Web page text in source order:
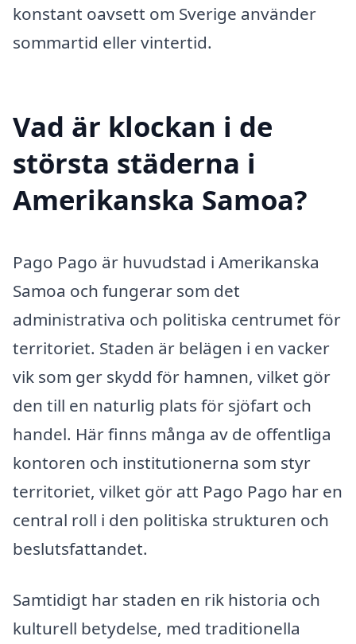
konstant oavsett om Sverige använder
sommartid eller vintertid.
Vad är klockan i de
största städerna i
Amerikanska Samoa?
Pago Pago är huvudstad i Amerikanska
Samoa och fungerar som det
administrativa och politiska centrumet för
territoriet. Staden är belägen i en vacker
vik som ger skydd för hamnen, vilket gör
den till en naturlig plats för sjöfart och
handel. Här finns många av de offentliga
kontoren och institutionerna som styr
territoriet, vilket gör att Pago Pago har en
central roll i den politiska strukturen och
beslutsfattandet.
Samtidigt har staden en rik historia och
kulturell betydelse, med traditionella